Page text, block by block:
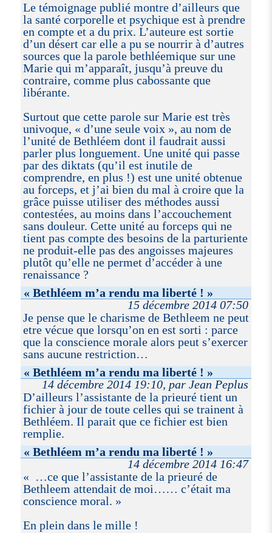
Le témoignage publié montre d’ailleurs que
la santé corporelle et psychique est à prendre
en compte et a du prix. L’auteure est sortie
d’un désert car elle a pu se nourrir à d’autres
sources que la parole bethléemique sur une
Marie qui m’apparaît, jusqu’à preuve du
contraire, comme plus cabossante que
libérante.
Surtout que cette parole sur Marie est très
univoque, « d’une seule voix », au nom de
l’unité de Bethléem dont il faudrait aussi
parler plus longuement. Une unité qui passe
par des diktats (qu’il est inutile de
comprendre, en plus !) est une unité obtenue
au forceps, et j’ai bien du mal à croire que la
grâce puisse utiliser des méthodes aussi
contestées, au moins dans l’accouchement
sans douleur. Cette unité au forceps qui ne
tient pas compte des besoins de la parturiente
ne produit-elle pas des angoisses majeures
plutôt qu’elle ne permet d’accéder à une
renaissance ?
« Bethléem m’a rendu ma liberté ! »
15 décembre 2014 07:50
Je pense que le charisme de Bethleem ne peut
etre vécue que lorsqu’on en est sorti : parce
que la conscience morale alors peut s’exercer
sans aucune restriction…
« Bethléem m’a rendu ma liberté ! »
14 décembre 2014 19:10, par Jean Peplus
D’ailleurs l’assistante de la prieuré tient un
fichier à jour de toute celles qui se trainent à
Bethléem. Il parait que ce fichier est bien
remplie.
« Bethléem m’a rendu ma liberté ! »
14 décembre 2014 16:47
« …ce que l’assistante de la prieuré de
Bethleem attendait de moi…… c’était ma
conscience moral. »
En plein dans le mille !